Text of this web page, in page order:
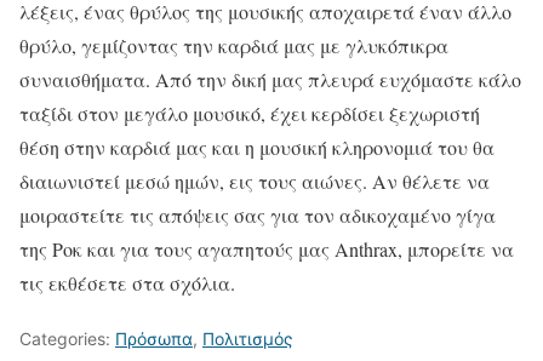
λέξεις, ένας θρύλος της μουσικής αποχαιρετά έναν άλλο
θρύλο, γεμίζοντας την καρδιά μας με γλυκόπικρα
συναισθήματα. Από την δική μας πλευρά ευχόμαστε κάλο
ταξίδι στον μεγάλο μουσικό, έχει κερδίσει ξεχωριστή
θέση στην καρδιά μας και η μουσική κληρονομιά του θα
διαιωνιστεί μεσώ ημών, εις τους αιώνες. Αν θέλετε να
μοιραστείτε τις απόψεις σας για τον αδικοχαμένο γίγα
της Ροκ και για τους αγαπητούς μας Anthrax, μπορείτε να
τις εκθέσετε στασχόλια. ​
Categories: Πρόσωπα, Πολιτισμός